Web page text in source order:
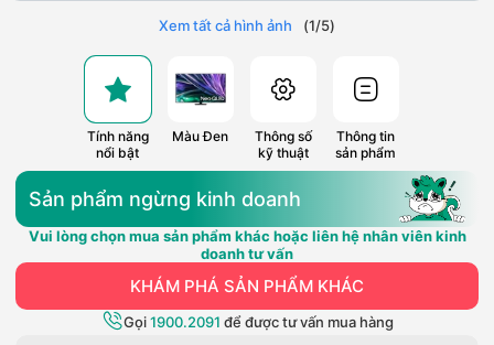
Xem tất cả hình ảnh (1/5)
Tính năng
nổi bật
Màu Đen
Thông số
kỹ thuật
Thông tin
sản phẩm
Sản phẩm ngừng kinh doanh
Vui lòng chọn mua sản phẩm khác hoặc liên hệ nhân viên kinh
doanh tư vấn
KHÁM PHÁ SẢN PHẨM KHÁC
Gọi1900.2091 để được tư vấn mua hàng